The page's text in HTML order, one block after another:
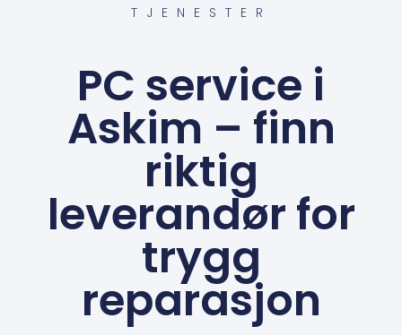
TJENESTER
PC service i
Askim – finn
riktig
leverandør for
trygg
reparasjon